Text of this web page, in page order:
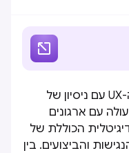

ויטלי פרידמן הוא מוביל בתחום ה-UX עם ניסיון של
פעולה עם ארגונים
הכוללת של
והביצועים. בין